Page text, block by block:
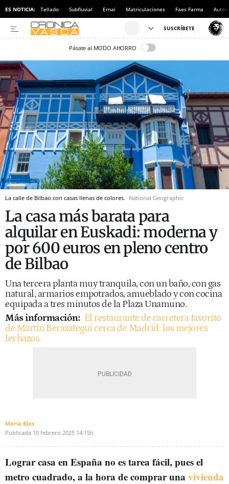
ES NOTICIA: Tellado Subfluvial Ernai Matriculaciones Faes Farma
Pásate al MODO AHORRO
La calle de Bilbao con casas llenas de colores. National Geographic
La casa más barata para
alquilar en Euskadi: moderna y
por 600 euros en pleno centro
de Bilbao
Una tercera planta muy tranquila, con un baño, con gas
natural, armarios empotrados, amueblado y con cocina
equipada a tres minutos de la Plaza Unamuno.
Más información: El restaurante de carretera favorito
de Martín Berasategui cerca de Madrid: los mejores
lechazos.
María Blas
Publicada 10 febrero 2025 14:15h
Lograr casa en España no es tarea fácil, pues el
metro cuadrado, a la hora de comprar una vivienda